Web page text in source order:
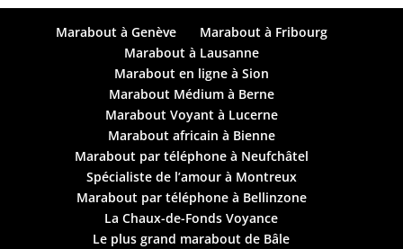
Marabout à Genève
Marabout à Fribourg
Marabout à Lausanne
Marabout en ligne à Sion
Marabout Médium à Berne
Marabout Voyant à Lucerne
Marabout africain à Bienne
Marabout par téléphone à Neufchâtel
Spécialiste de l’amour à Montreux
Marabout par téléphone à Bellinzone
La Chaux-de-Fonds Voyance
Le plus grand marabout de Bâle